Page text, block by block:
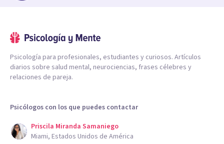
Psicología para profesionales, estudiantes y curiosos. Artículos
diarios sobre salud mental, neurociencias, frases célebres y
relaciones de pareja.
Psicólogos con los que puedes contactar
Priscila Miranda Samaniego
Miami, Estados Unidos de América